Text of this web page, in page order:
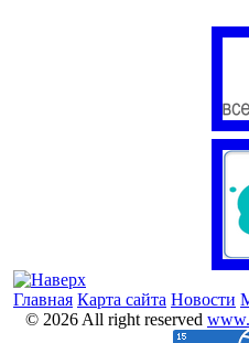
Главная Карта сайта Новости
© 2026 All right reserved